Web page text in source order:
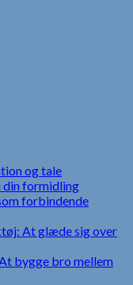
og tale
din formidling
forbindende
At glæde sig over
bygge bro mellem